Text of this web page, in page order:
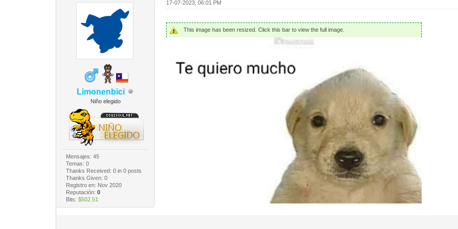
Limonenbici
Niño elegido
Mensajes: 45
Temas: 0
Thanks Received: 0in 0 posts
Thanks Given: 0
Registro en: Nov 2020
Reputación: 0
Bits: $502.51
17-07-2023, 06:01 PM
This image has been resized. Click this bar to view the full image.